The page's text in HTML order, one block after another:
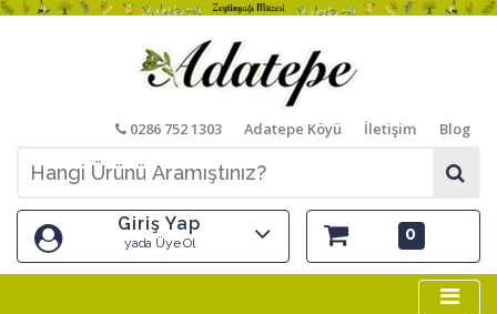
0286 752 1303 Adatepe Köyü İletişim Blog
Giriş Yap
yada Üye Ol 0